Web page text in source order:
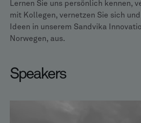
Lernen Sie uns persönlich kennen,
mit Kollegen, vernetzen Sie sich
Ideen in unserem Sandvika
Norwegen, aus.
Speakers